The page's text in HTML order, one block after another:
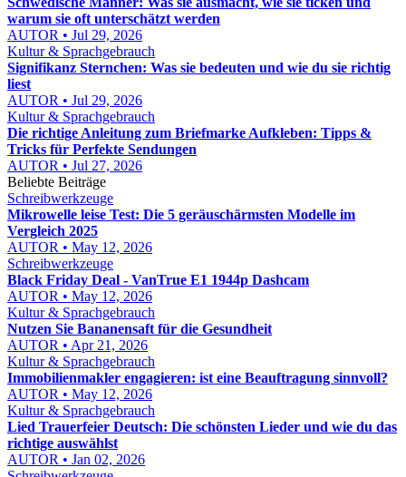
warum sie oft unterschätzt werden
AUTOR • Jul 29, 2026
Kultur & Sprachgebrauch
Signifikanz Sternchen: Was sie bedeuten und wie du sie richtig
liest
AUTOR • Jul 29, 2026
Kultur & Sprachgebrauch
Die richtige Anleitung zum Briefmarke Aufkleben: Tipps &
Tricks für Perfekte Sendungen
AUTOR • Jul 27, 2026
Beliebte Beiträge
Schreibwerkzeuge
Mikrowelle leise Test: Die 5 geräuschärmsten Modelle im
Vergleich 2025
AUTOR • May 12, 2026
Schreibwerkzeuge
Black Friday Deal - VanTrue E1 1944p Dashcam
AUTOR • May 12, 2026
Kultur & Sprachgebrauch
Nutzen Sie Bananensaft für die Gesundheit
AUTOR • Apr 21, 2026
Kultur & Sprachgebrauch
Immobilienmakler engagieren: ist eine Beauftragung sinnvoll?
AUTOR • May 12, 2026
Kultur & Sprachgebrauch
Lied Trauerfeier Deutsch: Die schönsten Lieder und wie du das
richtige auswählst
AUTOR • Jan 02, 2026